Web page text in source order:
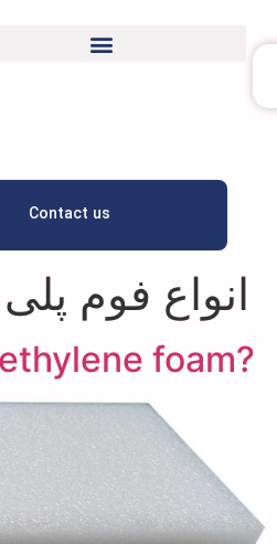
Contact us
انواع فوم پلی
foam?